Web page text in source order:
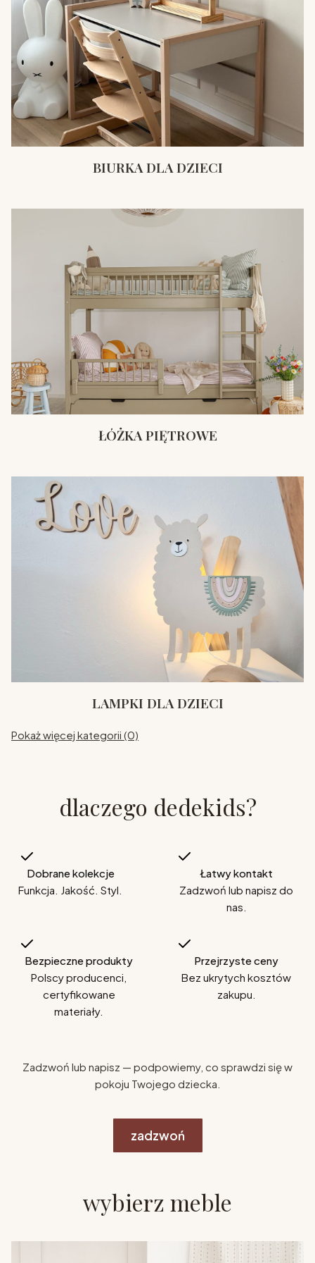
BIURKA DLA DZIECI
ŁÓŻKA PIĘTROWE
LAMPKI DLA DZIECI
Pokaż więcej kategorii (0)
dlaczego dedekids?
Dobrane kolekcje
Funkcja. Jakość. Styl.
Łatwy kontakt
Zadzwoń lub napisz do
nas.
Bezpieczne produkty
Polscy producenci,
certyfikowane
materiały.
Przejrzyste ceny
Bez ukrytych kosztów
zakupu.
Zadzwoń lub napisz — podpowiemy, co sprawdzi się w
pokoju Twojego dziecka.
zadzwoń
wybierz meble